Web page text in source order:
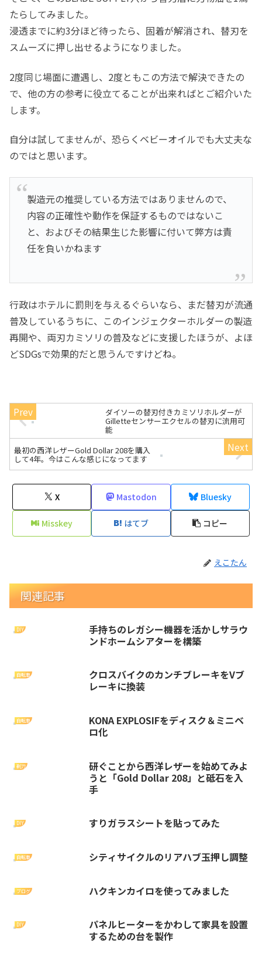
たらしてみました。
浸透までに約3分ほど待ったら、固着が解消され、替刃を
スムーズに押し出せるようになりました。
2度同じ場面に遭遇し、2度ともこの方法で解決できたの
で、他の方の参考に役立てることが出来ればとご紹介いた
します。
自分は試してませんが、恐らくベビーオイルでも大丈夫な
のではと思います。
製造元の推奨している方法ではありませんので、
内容の正確性や動作を保証するものではないこ
と、およびその結果生じた影響に付いて弊方は責
任を負いかねます
行政はホテルに罰則を与えるぐらいなら、まだ替刃が流通
普及しているうちに、このインジェクターホルダーの製造
再開や、両刃カミソリの普及などに支援したほうが、よほ
どSDGsで効果的だと思うんですけどね。
ダイソーの替刃付きカミソリホルダーが
Gilletteセンサーエクセルの替刃に流用可
能
最初の西洋レザーGold Dollar 208を購入
して4年。今はこんな感じになってます
X Mastodon Bluesky
Misskey はてブ コピー
えこたん
関連記事
DIY
手持ちのレガシー機器を活かしサラウ
ンドホームシアターを構築
自転車
クロスバイクのカンチブレーキをVブ
レーキに換装
自転車
KONA EXPLOSIFをディスク＆ミニベ
ロ化
剃刀
研ぐことから西洋レザーを始めてみよ
うと「Gold Dollar 208」と砥石を入
手
DIY すりガラスシートを貼ってみた
自転車 シティサイクルのリアハブ玉押し調整
ブログ ハクキンカイロを使ってみました
DIY
パネルヒーターをかわして家具を設置
するための台を製作